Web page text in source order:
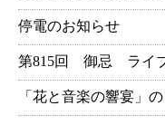
停電のお知らせ
第815回 御忌 ライ
「花と音楽の響宴」